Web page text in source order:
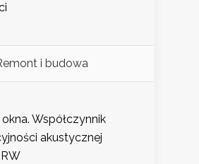
i budowa
Współczynnik
akustycznej